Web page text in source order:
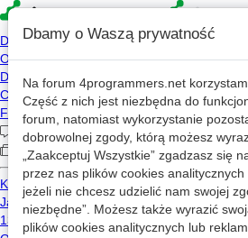
KU
Wiadomość
2026-07-15
2022-06-08
594 wizyt
Dbamy o Waszą prywatność
Na forum 4programmers.net
Część z nich jest niezbędna do
forum, natomiast wykorzystanie
dobrowolnej zgody, którą możesz
„Zaakceptuj Wszystkie” zgadzasz się
przez nas plików cookies
jeżeli nie chcesz udzielić nam swojej
niezbędne”. Możesz także wyrazić
plików cookies analitycznych lub